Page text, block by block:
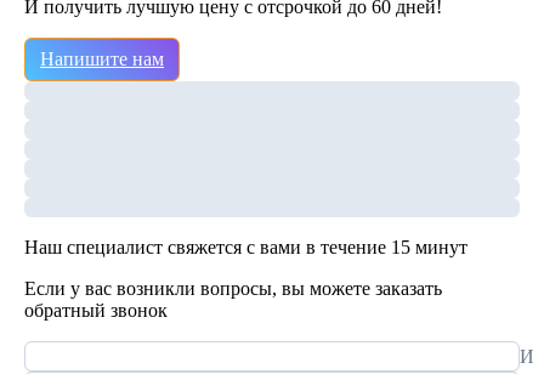
И получить лучшую цену с отсрочкой до 60 дней!
Напишите нам
Наш специалист свяжется с вами в течение 15 минут
Если у вас возникли вопросы, вы можете заказать
обратный звонок